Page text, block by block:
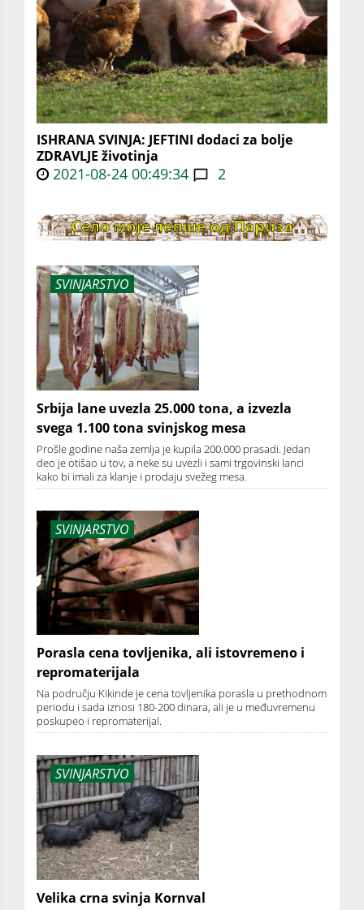
ISHRANA SVINJA: JEFTINI dodaci za bolje
ZDRAVLJE životinja
2021-08-24 00:49:34 2
SVINJARSTVO
Srbija lane uvezla 25.000 tona, a izvezla
svega 1.100 tona svinjskog mesa
Prošle godine naša zemlja je kupila 200.000 prasadi. Jedan
deo je otišao u tov, a neke su uvezli i sami trgovinski lanci
kako bi imali za klanje i prodaju svežeg mesa.
SVINJARSTVO
Porasla cena tovljenika, ali istovremeno i
repromaterijala
Na području Kikinde je cena tovljenika porasla u prethodnom
periodu i sada iznosi 180-200 dinara, ali je u međuvremenu
poskupeo i repromaterijal.
SVINJARSTVO
Velika crna svinja Kornval